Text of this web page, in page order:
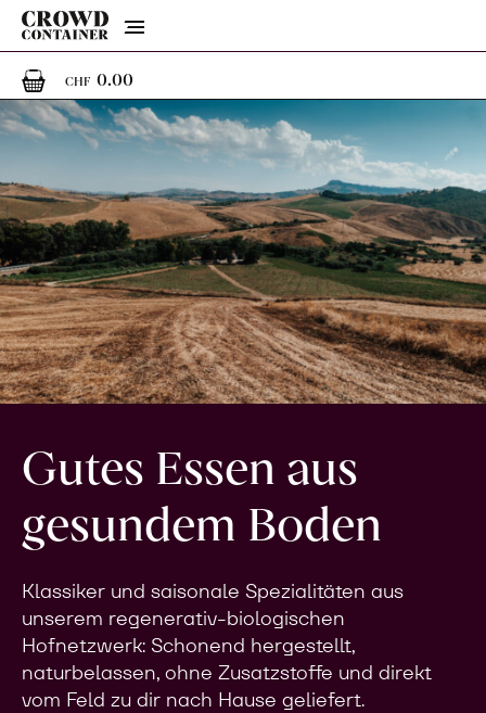
Menu
CHF 0.000 Artikel im Warenkorb
Gutes Essen aus
gesundem Boden
Klassiker und saisonale Spezialitäten aus
unserem regenerativ-biologischen
Hofnetzwerk: Schonend hergestellt,
naturbelassen, ohne Zusatzstoffe und direkt
vom Feld zu dir nach Hause geliefert.